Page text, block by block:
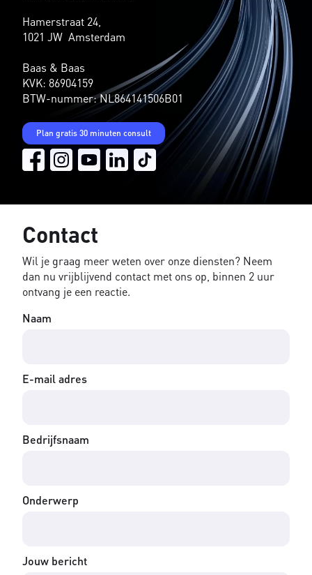
Hamerstraat 24,
1021 JW Amsterdam
Baas & Baas
KVK: 86904159
BTW-nummer: NL864141506B01
Plan gratis 30 minuten consult
Contact
Wil je graag meer weten over onze diensten? Neem
dan nu vrijblijvend contact met ons op, binnen 2 uur
ontvang je een reactie.
Naam
E-mail adres
Bedrijfsnaam
Onderwerp
Jouw bericht